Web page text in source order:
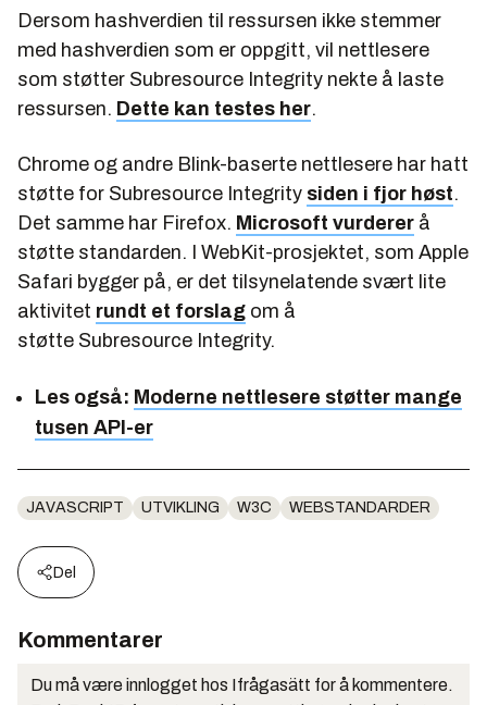
Dersom hashverdien til ressursen ikke stemmer
med hashverdien som er oppgitt, vil nettlesere
som støtter Subresource Integrity nekte å laste
ressursen. Dette kan testes her.
Chrome og andre Blink-baserte nettlesere har hatt
støtte for Subresource Integrity siden i fjor høst.
Det samme har Firefox. Microsoft vurderer å
støtte standarden. I WebKit-prosjektet, som Apple
Safari bygger på, er det tilsynelatende svært lite
aktivitet rundt et forslag om å
støtte Subresource Integrity.
Les også: Moderne nettlesere støtter mange
tusen API-er
JAVASCRIPT UTVIKLING W3C WEBSTANDARDER
Del
Kommentarer
Du må være innlogget hos Ifrågasätt for å kommentere.